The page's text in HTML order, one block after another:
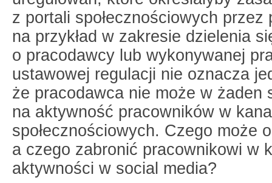
z portali społecznościowych przez
na przykład w zakresie dzielenia
o pracodawcy lub wykonywanej
ustawowej regulacji nie oznacza
że pracodawca nie może w żaden
na aktywność pracowników w
społecznościowych. Czego może
a czego zabronić pracownikowi w
aktywności w social media?